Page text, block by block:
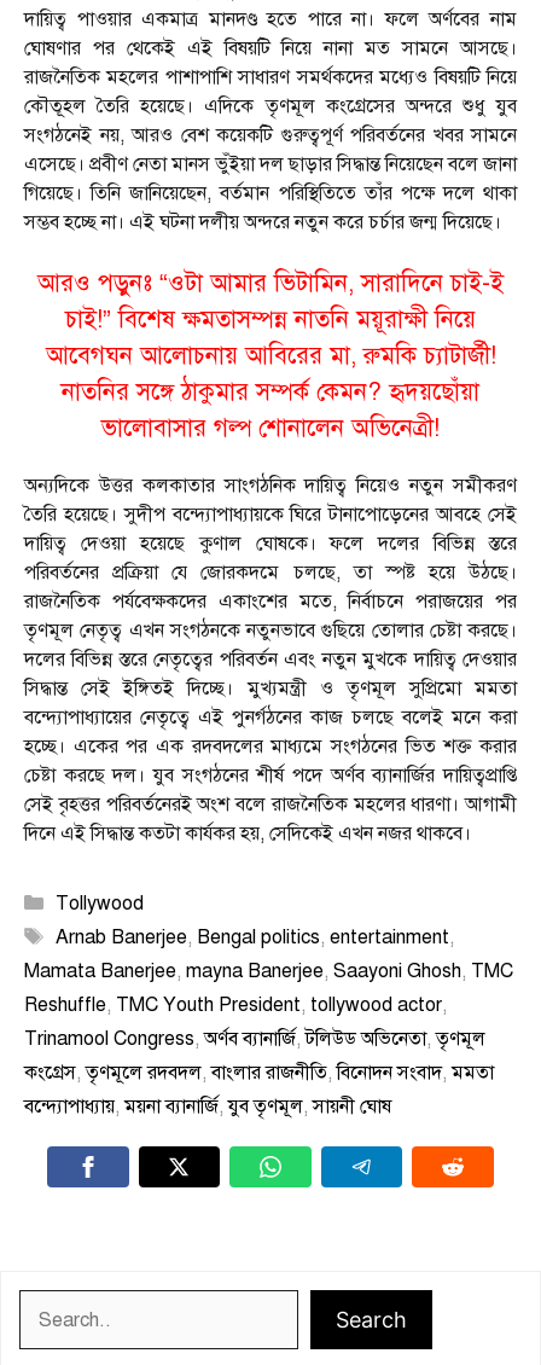
দায়িত্ব পাওয়ার একমাত্র মানদণ্ড হতে পারে না। ফলে অর্ণবের নাম
ঘোষণার পর থেকেই এই বিষয়টি নিয়ে নানা মত সামনে আসছে।
রাজনৈতিক মহলের পাশাপাশি সাধারণ সমর্থকদের মধ্যেও বিষয়টি নিয়ে
কৌতূহল তৈরি হয়েছে। এদিকে তৃণমূল কংগ্রেসের অন্দরে শুধু যুব
সংগঠনেই নয়, আরও বেশ কয়েকটি গুরুত্বপূর্ণ পরিবর্তনের খবর সামনে
এসেছে। প্রবীণ নেতা মানস ভুঁইয়া দল ছাড়ার সিদ্ধান্ত নিয়েছেন বলে জানা
গিয়েছে। তিনি জানিয়েছেন, বর্তমান পরিস্থিতিতে তাঁর পক্ষে দলে থাকা
সম্ভব হচ্ছে না। এই ঘটনা দলীয় অন্দরে নতুন করে চর্চার জন্ম দিয়েছে।
আরও পড়ুনঃ “ওটা আমার ভিটামিন, সারাদিনে চাই-ই
চাই!” বিশেষ ক্ষমতাসম্পন্ন নাতনি ময়ূরাক্ষী নিয়ে
আবেগঘন আলোচনায় আবিরের মা, রুমকি চ্যাটার্জী!
নাতনির সঙ্গে ঠাকুমার সম্পর্ক কেমন? হৃদয়ছোঁয়া
ভালোবাসার গল্প শোনালেন অভিনেত্রী!
অন্যদিকে উত্তর কলকাতার সাংগঠনিক দায়িত্ব নিয়েও নতুন সমীকরণ
তৈরি হয়েছে। সুদীপ বন্দ্যোপাধ্যায়কে ঘিরে টানাপোড়েনের আবহে সেই
দায়িত্ব দেওয়া হয়েছে কুণাল ঘোষকে। ফলে দলের বিভিন্ন স্তরে
পরিবর্তনের প্রক্রিয়া যে জোরকদমে চলছে, তা স্পষ্ট হয়ে উঠছে।
রাজনৈতিক পর্যবেক্ষকদের একাংশের মতে, নির্বাচনে পরাজয়ের পর
তৃণমূল নেতৃত্ব এখন সংগঠনকে নতুনভাবে গুছিয়ে তোলার চেষ্টা করছে।
দলের বিভিন্ন স্তরে নেতৃত্বের পরিবর্তন এবং নতুন মুখকে দায়িত্ব দেওয়ার
সিদ্ধান্ত সেই ইঙ্গিতই দিচ্ছে। মুখ্যমন্ত্রী ও তৃণমূল সুপ্রিমো মমতা
বন্দ্যোপাধ্যায়ের নেতৃত্বে এই পুনর্গঠনের কাজ চলছে বলেই মনে করা
হচ্ছে। একের পর এক রদবদলের মাধ্যমে সংগঠনের ভিত শক্ত করার
চেষ্টা করছে দল। যুব সংগঠনের শীর্ষ পদে অর্ণব ব্যানার্জির দায়িত্বপ্রাপ্তি
সেই বৃহত্তর পরিবর্তনেরই অংশ বলে রাজনৈতিক মহলের ধারণা। আগামী
দিনে এই সিদ্ধান্ত কতটা কার্যকর হয়, সেদিকেই এখন নজর থাকবে।
Categories
Tollywood
Tags
Arnab Banerjee, Bengal politics, entertainment,
Mamata Banerjee, mayna Banerjee, Saayoni Ghosh, TMC
Reshuffle, TMC Youth President, tollywood actor,
Trinamool Congress,অর্ণব ব্যানার্জি,টলিউড অভিনেতা,তৃণমূল
কংগ্রেস,তৃণমূলে রদবদল,বাংলার রাজনীতি,বিনোদন সংবাদ,মমতা
বন্দ্যোপাধ্যায়,ময়না ব্যানার্জি,যুব তৃণমূল,সায়নী ঘোষ
Search